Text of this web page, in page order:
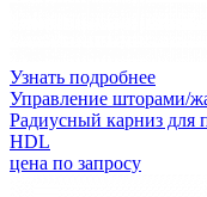
Узнать подробнее
Управление шторами/
Радиусный карниз для
HDL
цена по запросу